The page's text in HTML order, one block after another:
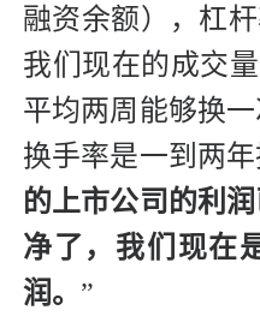
融资余额），杠杆
我们现在的成交
平均两周能够换
换手率是一到两年
的上市公司的利
净了，我们现在
润。 ”